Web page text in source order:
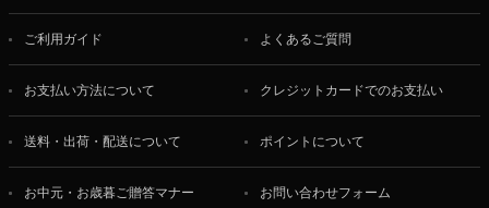
ご利用ガイド よくあるご質問
お支払い方法について クレジットカードでのお支払い
送料・出荷・配送について ポイントについて
お中元・お歳暮ご贈答マナー お問い合わせフォーム